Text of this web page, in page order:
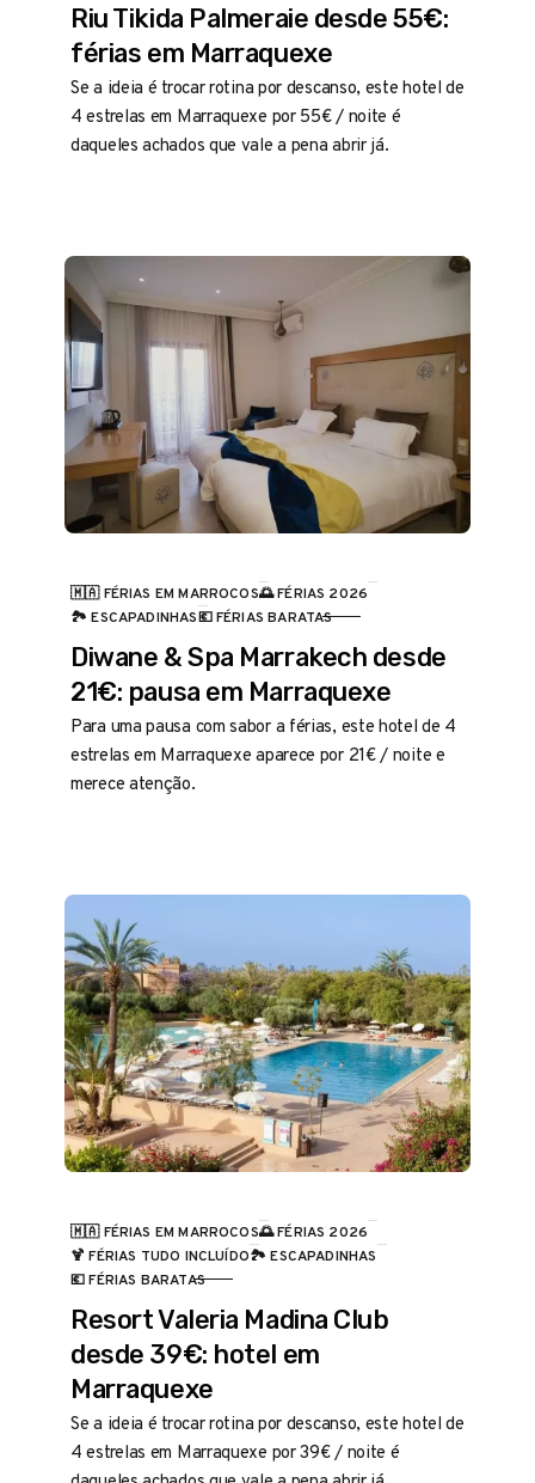
Riu Tikida Palmeraie desde 55€:
férias em Marraquexe
Se a ideia é trocar rotina por descanso, este hotel de
4 estrelas em Marraquexe por 55€ / noite é
daqueles achados que vale a pena abrir já.
CATEGORIA
🇲🇦 FÉRIAS EM MARROCOS🌅 FÉRIAS 2026
🏞️ ESCAPADINHAS💶 FÉRIAS BARATAS
Diwane & Spa Marrakech desde
21€: pausa em Marraquexe
Para uma pausa com sabor a férias, este hotel de 4
estrelas em Marraquexe aparece por 21€ / noite e
merece atenção.
CATEGORIA
🇲🇦 FÉRIAS EM MARROCOS🌅 FÉRIAS 2026
🍹 FÉRIAS TUDO INCLUÍDO🏞️ ESCAPADINHAS
💶 FÉRIAS BARATAS
Resort Valeria Madina Club
desde 39€: hotel em
Marraquexe
Se a ideia é trocar rotina por descanso, este hotel de
4 estrelas em Marraquexe por 39€ / noite é